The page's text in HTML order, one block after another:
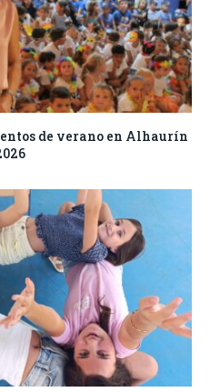
de verano en Alhaurín